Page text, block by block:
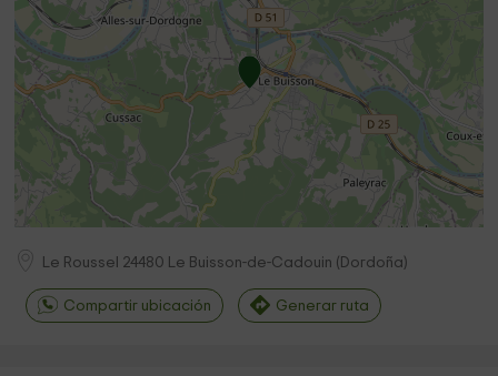
Le Roussel 24480 Le Buisson-de-Cadouin ( Dordoña)
Compartir ubicación Generar ruta